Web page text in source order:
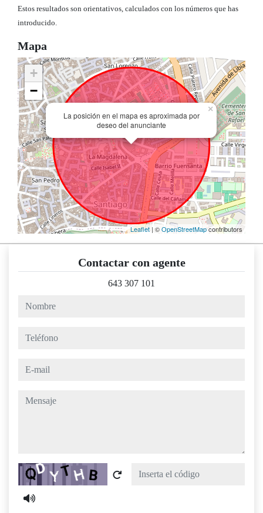
Estos resultados son orientativos, calculados con los números que has
introducido.
Mapa
La posición en el mapa es aproximada por
deseo del anunciante
×
+
−
Leaflet | ©OpenStreetMapcontributors
Contactar con agente
643 307 101
nombre
teléfono
e-mail
mensaje
Captcha